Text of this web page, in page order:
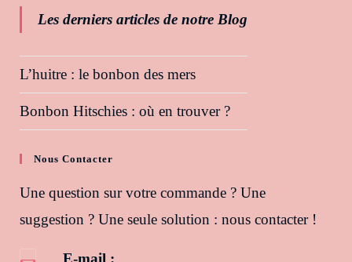
Les derniers articles de notre Blog
L’huitre : le bonbon des mers
Bonbon Hitschies : où en trouver ?
Nous Contacter
Une question sur votre commande ? Une
suggestion ? Une seule solution : nous contacter !
E-mail :